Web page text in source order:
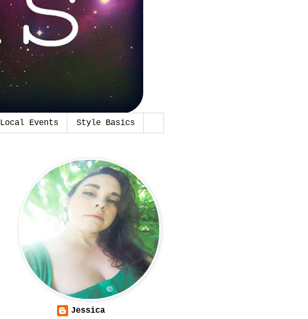
Local Events Style Basics
Jessica